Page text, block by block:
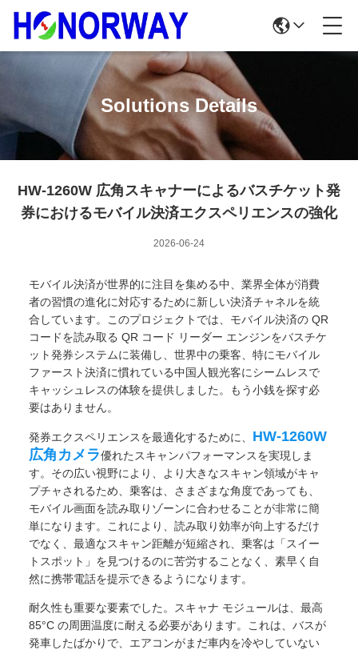
Solutions Details
HW-1260W 広角スキャナーによるバスチケット発
券におけるモバイル決済エクスペリエンスの強化
2026-06-24
モバイル決済が世界的に注目を集める中、業界全体が消費
者の習慣の進化に対応するために新しい決済チャネルを統
合しています。このプロジェクトでは、モバイル決済の QR
コードを読み取る QR コード リーダー エンジンをバスチケ
ット発券システムに装備し、世界中の乗客、特にモバイル
ファースト決済に慣れている中国人観光客にシームレスで
キャッシュレスの体験を提供しました。もう小銭を探す必
要はありません。
発券エクスペリエンスを最適化するために、 HW-1260W
広角カメラ優れたスキャンパフォーマンスを実現しま
す。その広い視野により、より大きなスキャン領域がキャ
プチャされるため、乗客は、さまざまな角度であっても、
モバイル画面を読み取りゾーンに合わせることが非常に簡
単になります。これにより、読み取り効率が向上するだけ
でなく、最適なスキャン距離が短縮され、乗客は「スイー
トスポット」を見つけるのに苦労することなく、素早く自
然に携帯電話を提示できるようになります。
耐久性も重要な要素でした。スキャナ モジュールは、最高
85°C の周囲温度に耐える必要があります。これは、バスが
発車したばかりで、エアコンがまだ車内を冷やしていない